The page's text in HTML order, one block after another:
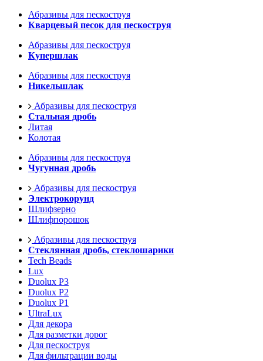
Абразивы для пескоструя
Кварцевый песок для пескоструя
Абразивы для пескоструя
Купершлак
Абразивы для пескоструя
Никельшлак
Абразивы для пескоструя
Стальная дробь
Литая
Колотая
Абразивы для пескоструя
Чугунная дробь
Абразивы для пескоструя
Электрокорунд
Шлифзерно
Шлифпорошок
Абразивы для пескоструя
Стеклянная дробь, стеклошарики
Tech Beads
Lux
Duolux P3
Duolux P2
Duolux P1
UltraLux
Для декора
Для разметки дорог
Для пескоструя
Для фильтрации воды